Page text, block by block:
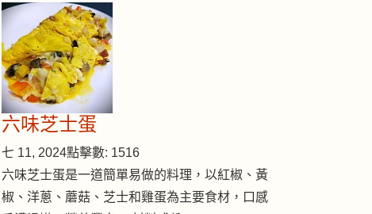
六味芝士蛋
七 11, 2024點擊數: 1516
六味芝士蛋是一道簡單易做的料理，以紅椒、黃
椒、洋蔥、蘑菇、芝士和雞蛋為主要食材，口感